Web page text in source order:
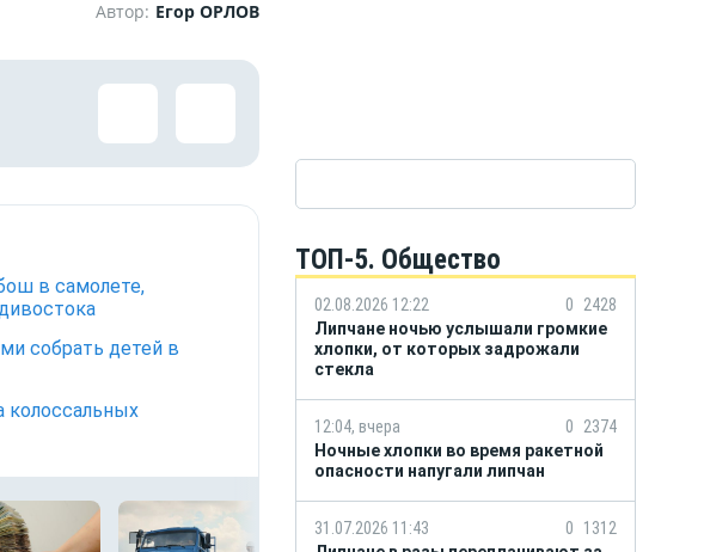
Автор: Егор ОРЛОВ
в самолете,
собрать детей в
колоссальных
ТОП-5. Общество
02.08.2026 12:22 0
2428
Липчане ночью услышали громкие
хлопки, от которых задрожали
стекла
12:04, вчера 0
2374
Ночные хлопки во время ракетной
опасности напугали липчан
31.07.2026 11:43 0
1312